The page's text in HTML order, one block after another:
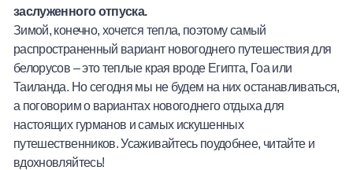
Потребительский кредит
Карта КАКТУС
Продукты для Бизнеса
заслуженного отпуска.
Зимой, конечно, хочется тепла, поэтому самый
распространенный вариант новогоднего путешествия для
белорусов – это теплые края вроде Египта, Гоа или
Таиланда. Но сегодня мы не будем на них останавливаться,
а поговорим о вариантах новогоднего отдыха для
настоящих гурманов и самых искушенных
путешественников. Усаживайтесь поудобнее, читайте и
вдохновляйтесь!